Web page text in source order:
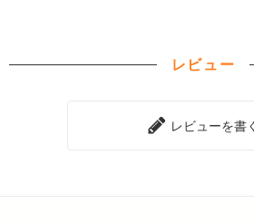
レビュー
レビューを書く